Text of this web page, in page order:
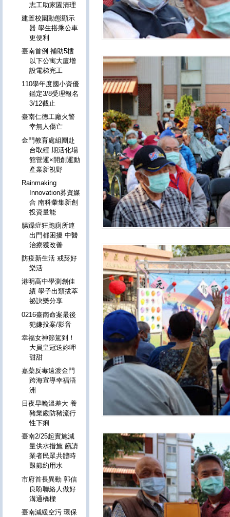
志工助家園清理
建置校園動態顯示
器 學生搭乘公車
更便利
臺南首例 補助5樓
以下公寓大廈增
設電梯完工
110學年度國小資優
鑑定3/8受理報名
3/12截止
臺南仁德工廠火警
幸無人傷亡
金門教育處組團赴
台取經 期活化場
館營運×開創運動
產業新視野
Rainmaking
Innovation募資媒
合 南科彙集新創
投資量能
腸躁症狂跑廁所連
出門都困擾 中醫
治療獲改善
防疫新生活 戒菸好
樂活
港明高中學測創佳
績 學子出類拔萃
祕訣樂分享
0216臺南命案最後
犯嫌投案/影音
幸福女神節駕到！
大員皇冠送妳呷
甜甜
嘉藥反毒遠渡金門
跨海宣導幸福浯
洲
日夜早晚溫差大 養
豬業嚴防豬流行
性下痢
臺南2/25起實施減
量供水措施 籲請
業者民眾共體時
艱節約用水
市府首長異動 郭信
良盼聯絡人做好
溝通橋樑
臺南減緩空污 環保